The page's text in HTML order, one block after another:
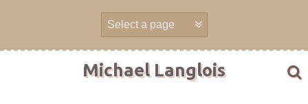
Michael Langlois